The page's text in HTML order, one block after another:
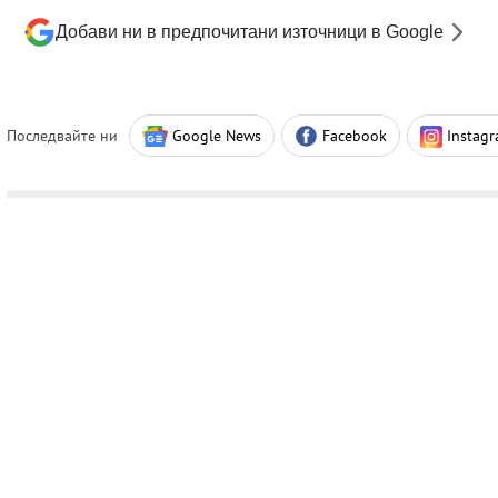
Добави ни в предпочитани източници в Google
Последвайте ни Google News Facebook